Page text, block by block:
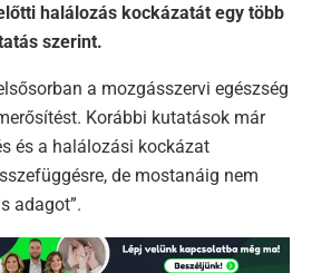
halálozás kockázatát egy több
szerint.
a mozgásszervi egészség
Korábbi kutatások már
és a halálozási kockázat
de mostanáig nem
adagot”.